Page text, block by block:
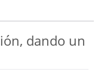
dando un